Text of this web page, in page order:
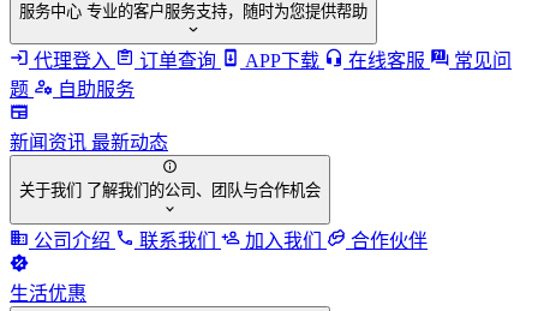
服务中心 专业的客户服务支持，随时为您提供帮助
代理登入 订单查询 APP下载 在线客服
常见问
题
自助服务
新闻资讯 最新动态
关于我们 了解我们的公司、团队与合作机会
公司介绍 联系我们 加入我们 合作伙伴
生活优惠